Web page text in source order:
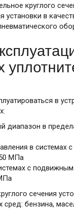
круглого
установки в
в
диапазон в
в системах
МПа
с
сечения
сред: бензина,